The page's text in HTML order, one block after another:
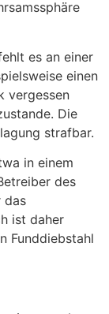
es an einer
einen
vergessen
Die
strafbar.
in einem
des
das
ist daher
Funddiebstahl